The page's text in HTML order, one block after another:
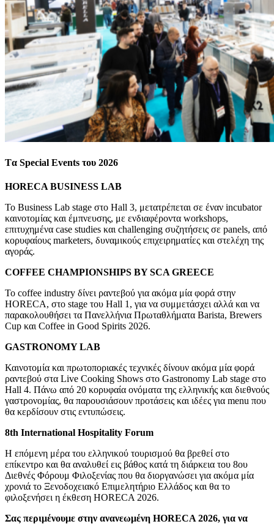
Tα Special Events του 2026
HORECA BUSINESS LAB
Το Business Lab stage στο Hall 3, μετατρέπεται σε έναν incubator
καινοτομίας και έμπνευσης, με ενδιαφέροντα workshops,
επιτυχημένα case studies και challenging συζητήσεις σε panels, από
κορυφαίους marketers, δυναμικούς επιχειρηματίες και στελέχη της
αγοράς.
COFFEE CHAMPIONSHIPS BY SCA GREECE
Το coffee industry δίνει ραντεβού για ακόμα μία φορά στην
HORECA, στο stage του Hall 1, για να συμμετάσχει αλλά και να
παρακολουθήσει τα Πανελλήνια Πρωταθλήματα Barista, Brewers
Cup και Coffee in Good Spirits 2026.
GASTRONOMY LAB
Καινοτομία και πρωτοποριακές τεχνικές δίνουν ακόμα μία φορά
ραντεβού στα Live Cooking Shows στο Gastronomy Lab stage στο
Hall 4. Πάνω από 20 κορυφαία ονόματα της ελληνικής και διεθνούς
γαστρονομίας, θα παρουσιάσουν προτάσεις και ιδέες για menu που
θα κερδίσουν στις εντυπώσεις.
8th International Hospitality Forum
Η επόμενη μέρα του ελληνικού τουρισμού θα βρεθεί στο
επίκεντρο και θα αναλυθεί εις βάθος κατά τη διάρκεια του 8ου
Διεθνές Φόρουμ Φιλοξενίας που θα διοργανώσει για ακόμα μία
χρονιά το Ξενοδοχειακό Επιμελητήριο Ελλάδος και θα το
φιλοξενήσει η έκθεση HORECA 2026.
Σας περιμένουμε στην ανανεωμένη HORECA 2026, για να